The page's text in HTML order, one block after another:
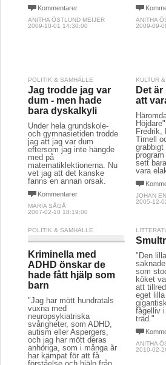
Kommentarer
ANITHA ÖSTLUND MEIJER
2009-10-01 14:30:00
ANITHA
2009-09-
POLITIK & SAMHÄLLE
Jag trodde jag var
dum - men hade
bara dyskalkyli
Under hela grundskole-
och gymnasietiden trodde
jag att jag var dum
eftersom jag inte hängde
med på
matematiklektionerna. Nu
vet jag att det kanske
fanns en annan orsak.
Kommentarer
MARIA SÅGÅ
2007-02-10 18:19:00
KULTUR
Det
att
Fredrik,
Timell
sett
vara
JOHAN
2005-12-
POLITIK & SAMHÄLLE
Kriminella med
ADHD önskar de
hade fått hjälp som
barn
"Jag har mött hundratals
vuxna med
neuropsykiatriska
svårigheter, som ADHD,
autism eller Aspergers,
och jag har mött deras
anhöriga, som i många år
har kämpat för att få
"Den
som
köket
att
eget
fågelliv
träd."
ANITHA
2010-02-